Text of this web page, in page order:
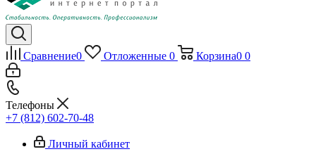
Сравнение0 Отложенные 0 Корзина0 0
Телефоны
+7 (812) 602-70-48
Личный кабинет